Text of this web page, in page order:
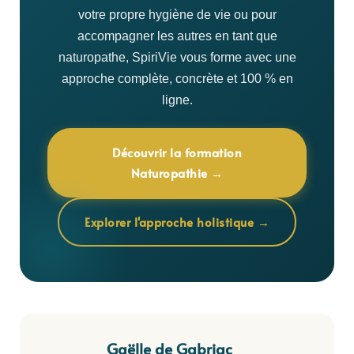
toujours dans le respect du champ médical, sans
poser de diagnostic ni se substituer à un
professionnel de santé.
votre propre hygiène de vie ou pour
accompagner les autres en tant que
naturopathe, SpiriVie vous forme avec une
approche complète, concrète et 100 % en
ligne.
Découvrir la formation
Naturopathie →
Explorer l'approche holistique →
Gaëlle de Gabriac